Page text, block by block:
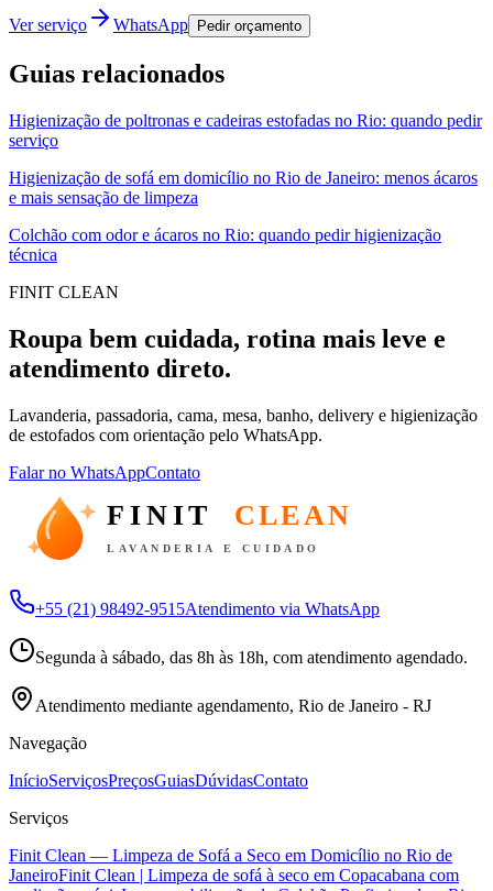
Ver serviço WhatsApp Pedir orçamento
Guias relacionados
Higienização de poltronas e cadeiras estofadas no Rio: quando pedir
serviço
Higienização de sofá em domicílio no Rio de Janeiro: menos ácaros
e mais sensação de limpeza
Colchão com odor e ácaros no Rio: quando pedir higienização
técnica
FINIT CLEAN
Roupa bem cuidada, rotina mais leve e
atendimento direto.
Lavanderia, passadoria, cama, mesa, banho, delivery e higienização
de estofados com orientação pelo WhatsApp.
Falar no WhatsAppContato
FINIT CLEAN
LAVANDERIA E CUIDADO
+55 (21) 98492-9515Atendimento via WhatsApp
Segunda à sábado, das 8h às 18h, com atendimento agendado.
Atendimento mediante agendamento, Rio de Janeiro - RJ
Navegação
InícioServiçosPreçosGuiasDúvidasContato
Serviços
Finit Clean — Limpeza de Sofá a Seco em Domicílio no Rio de
JaneiroFinit Clean | Limpeza de sofá à seco em Copacabana com